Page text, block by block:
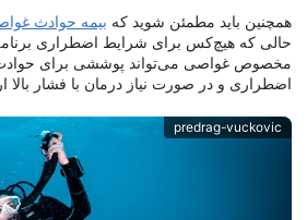
همچنین باید مطمئن شوید که بیمه حوادث
حالی که هیچ‌کس برای شرایط اضطراری
مخصوص غواصی می‌تواند پوششی برای حوادث
اضطراری و در صورت نیاز درمان با فشار بالا
predrag-vuckovic